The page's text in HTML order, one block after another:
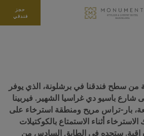
حجز
فندقي
من سطح فندقنا في برشلونة، الذي يوفر
باسيو دي غراسيا الشهير. فيربينا
بار-تراس مريح ومنطقة استرخاء على
أثناء الاستمتاع بالكوكتيلات
الراقية. ستجده في الطابق السادس من